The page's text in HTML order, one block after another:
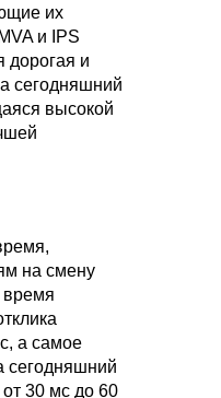
их
и IPS
дорогая и
сегодняшний
высокой
на смену
время
а самое
сегодняшний
30 мс до 60